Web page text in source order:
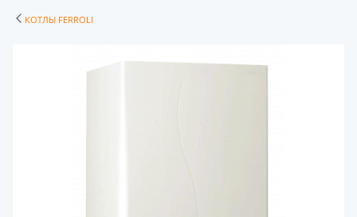
КОТЛЫ FERROLI